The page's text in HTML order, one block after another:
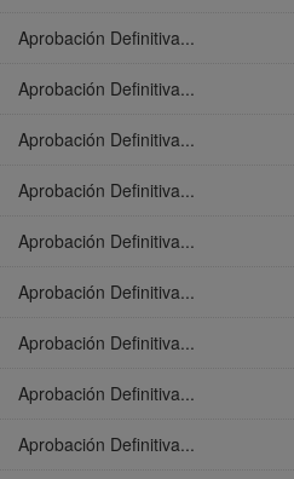
Aprobación Definitiva...
Aprobación Definitiva...
Aprobación Definitiva...
Aprobación Definitiva...
Aprobación Definitiva...
Aprobación Definitiva...
Aprobación Definitiva...
Aprobación Definitiva...
Aprobación Definitiva...